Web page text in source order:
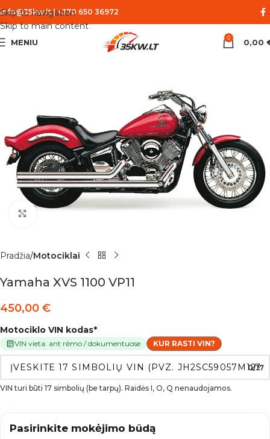
Skip to navigation
Skip to main content
info@35kw.lt|+370 650 36972
MENIU 0 0,00
Pradžia Motociklai
Yamaha XVS 1100 VP11
450,00 €
Motociklo VIN kodas*
VIN vieta: ant rėmo / dokumentuose KUR RASTI VIN?
0/17
VIN turi būti 17 simbolių (be tarpų). Raidės I, O, Q nenaudojamos.
Pasirinkite mokėjimo būdą